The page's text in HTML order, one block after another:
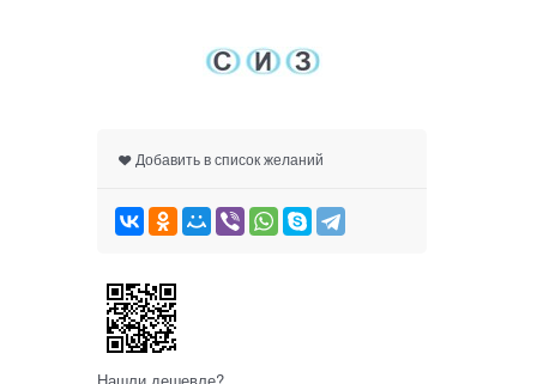
Добавить в список желаний